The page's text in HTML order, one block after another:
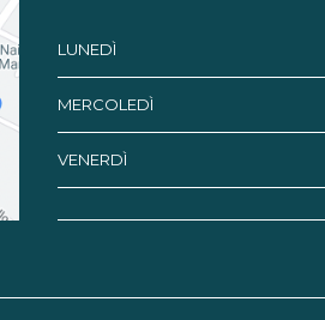
LUNEDÌ
MERCOLEDÌ
VENERDÌ